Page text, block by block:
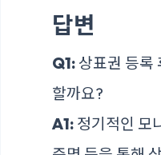
답변
Q1: 상표권 등록
할까요?
A1: 정기적인 모